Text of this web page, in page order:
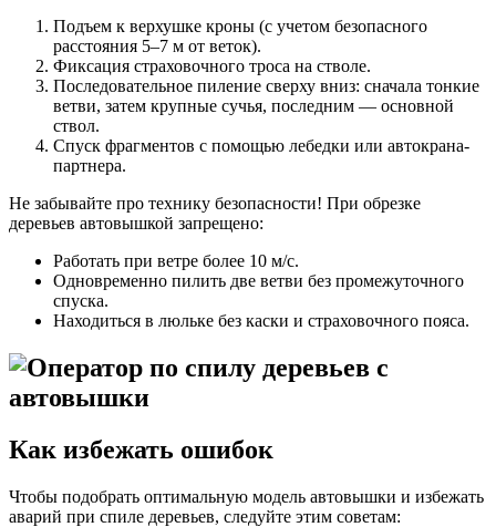
Подъем к верхушке кроны (с учетом безопасного
расстояния 5–7 м от веток).
Фиксация страховочного троса на стволе.
Последовательное пиление сверху вниз: сначала тонкие
ветви, затем крупные сучья, последним — основной
ствол.
Спуск фрагментов с помощью лебедки или автокрана-
партнера.
Не забывайте про технику безопасности! При обрезке
деревьев автовышкой запрещено:
Работать при ветре более 10 м/с.
Одновременно пилить две ветви без промежуточного
спуска.
Находиться в люльке без каски и страховочного пояса.
Как избежать ошибок
Чтобы подобрать оптимальную модель автовышки и избежать
аварий при спиле деревьев, следуйте этим советам: